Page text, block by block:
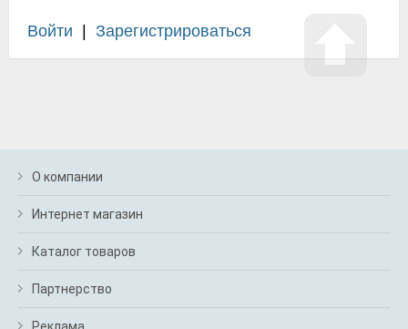
Войти Зарегистрироваться
О компании
Интернет магазин
Каталог товаров
Партнерство